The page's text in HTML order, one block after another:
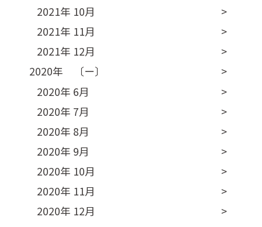
2021年 10月
2021年 11月
2021年 12月
2020年 〔ー〕
2020年 6月
2020年 7月
2020年 8月
2020年 9月
2020年 10月
2020年 11月
2020年 12月